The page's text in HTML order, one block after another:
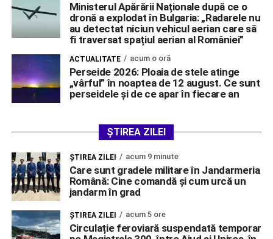
Ministerul Apărării Naționale după ce o
dronă a explodat în Bulgaria: „Radarele nu
au detectat niciun vehicul aerian care să
fi traversat spațiul aerian al României”
ACTUALITATE acum o oră
Perseide 2026: Ploaia de stele atinge
„vârful” în noaptea de 12 august. Ce sunt
perseidele și de ce apar în fiecare an
ȘTIREA ZILEI
ŞTIREA ZILEI acum 9 minute
Care sunt gradele militare în Jandarmeria
Română: Cine comandă și cum urcă un
jandarm în grad
ŞTIREA ZILEI acum 5 ore
Circulație feroviară suspendată temporar